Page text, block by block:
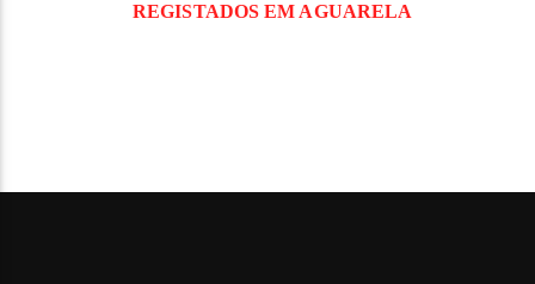
REGISTADOS EM AGUARELA